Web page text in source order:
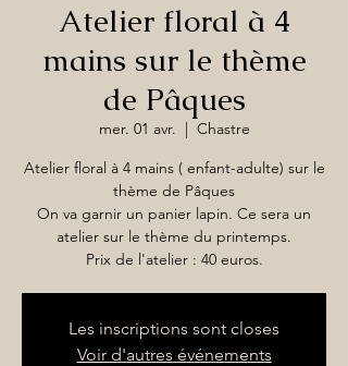
Atelier floral à 4
mains sur le thème
de Pâques
mer. 01 avr.
  |
Chastre
Atelier floral à 4 mains ( enfant-adulte) sur le
thème de Pâques
On va garnir un panier lapin. Ce sera un
atelier sur le thème du printemps.
Les inscriptions sont closes
Voir d'autres événements